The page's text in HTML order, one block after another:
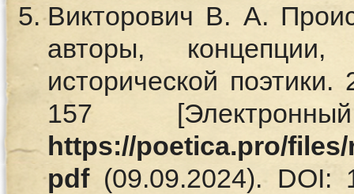
Викторович В. А.
авторы,
исторической
157
https://poetica.pro/files/
pdf(09.09.2024). DOI: